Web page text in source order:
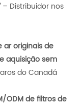
– Distribuidor nos
ar originais de
aquisição sem
do Canadá
ODM de filtros de